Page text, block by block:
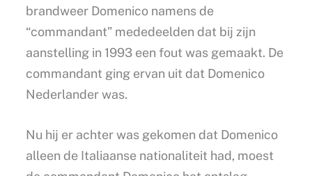
brandweer Domenico namens de
“commandant” mededeelden dat bij zijn
aanstelling in 1993 een fout was gemaakt. De
commandant ging ervan uit dat Domenico
Nederlander was.
Nu hij er achter was gekomen dat Domenico
alleen de Italiaanse nationaliteit had, moest